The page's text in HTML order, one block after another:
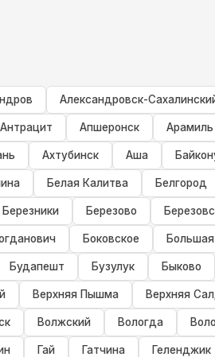
Александровск-
Антрацит Апшеронск Арамиль
Ахтубинск Аша
Белая Калитва Белгород
Березники Березово
Боковское
Будапешт Бузулук Быково
Верхняя Пышма Верхняя
Волжский Вологда
Гай Гатчина Геленджик